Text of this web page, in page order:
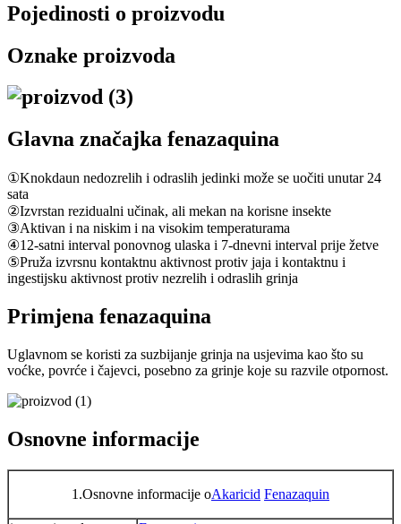
Pojedinosti o proizvodu
Oznake proizvoda
Glavna značajka fenazaquina
①Knokdaun nedozrelih i odraslih jedinki može se uočiti unutar 24
sata
②Izvrstan rezidualni učinak, ali mekan na korisne insekte
③Aktivan i na niskim i na visokim temperaturama
④12-satni interval ponovnog ulaska i 7-dnevni interval prije žetve
⑤Pruža izvrsnu kontaktnu aktivnost protiv jaja i kontaktnu i
ingestijsku aktivnost protiv nezrelih i odraslih grinja
Primjena fenazaquina
Uglavnom se koristi za suzbijanje grinja na usjevima kao što su
voćke, povrće i čajevci, posebno za grinje koje su razvile otpornost.
Osnovne informacije
1.Osnovne informacije oAkaricid Fenazaquin